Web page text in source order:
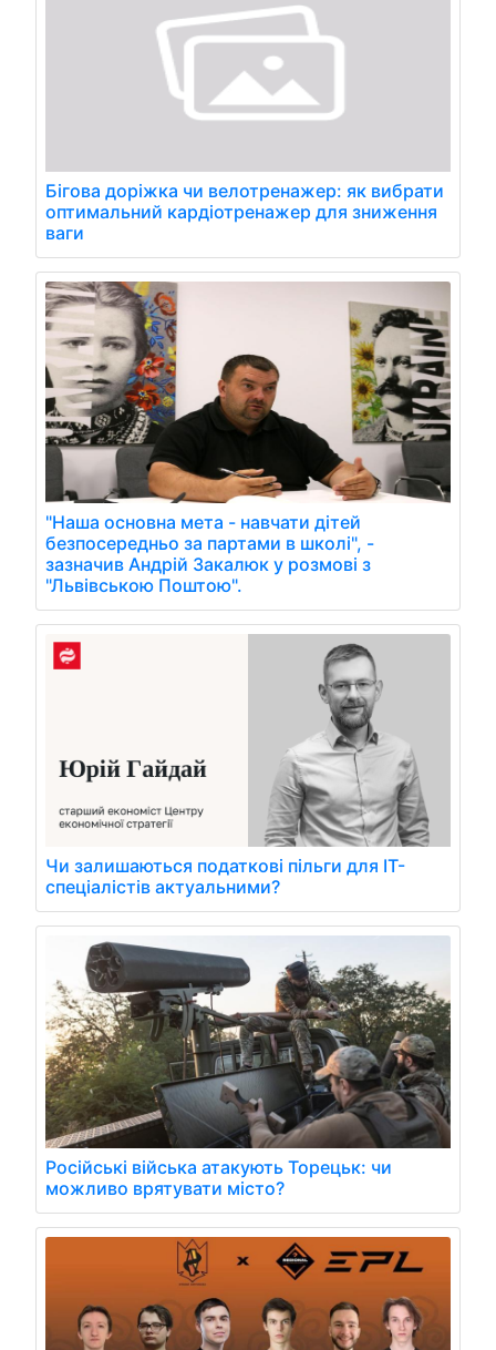
Бігова доріжка чи велотренажер: як вибрати
оптимальний кардіотренажер для зниження
ваги
"Наша основна мета - навчати дітей
безпосередньо за партами в школі", -
зазначив Андрій Закалюк у розмові з
"Львівською Поштою".
Чи залишаються податкові пільги для IT-
спеціалістів актуальними?
Російські війська атакують Торецьк: чи
можливо врятувати місто?